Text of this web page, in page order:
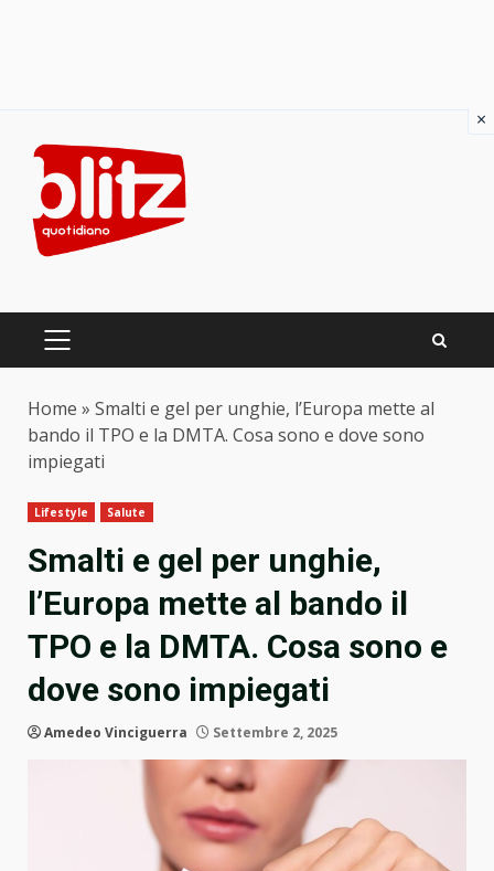
content
PRIMARY
Home » Smalti e gel per unghie, l’Europa mette al
bando il TPO e la DMTA. Cosa sono e dove sono
impiegati
Lifestyle Salute
Smalti e gel per unghie,
l’Europa mette al bando il
TPO e la DMTA. Cosa sono e
dove sono impiegati
Amedeo Vinciguerra Settembre 2, 2025
×